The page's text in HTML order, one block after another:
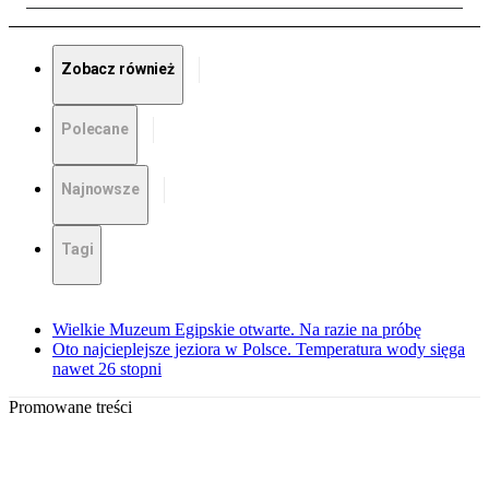
Zobacz również
Polecane
Najnowsze
Tagi
Wielkie Muzeum Egipskie otwarte. Na razie na próbę
Oto najcieplejsze jeziora w Polsce. Temperatura wody sięga
nawet 26 stopni
Promowane treści